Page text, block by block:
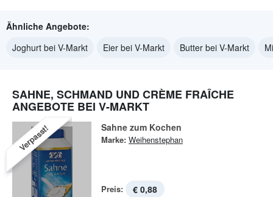
Ähnliche Angebote:
Joghurt bei V-Markt
Eier bei V-Markt Butter bei V-Markt
SAHNE, SCHMAND UND CRÈME FRAÎCHE
ANGEBOTE BEI V-MARKT
Verpasst! Sahne zum Kochen
Marke: Weihenstephan
Preis: € 0,88